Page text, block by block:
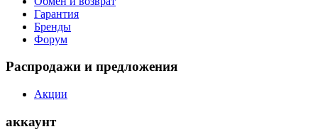
Гарантия
Бренды
Форум
Распродажи и предложения
Акции
аккаунт